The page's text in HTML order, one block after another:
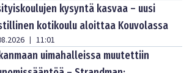
kysyntä kasvaa – uusi
kotikoulu aloittaa Kouvolassa
| 11:01
uimahalleissa muutettiin